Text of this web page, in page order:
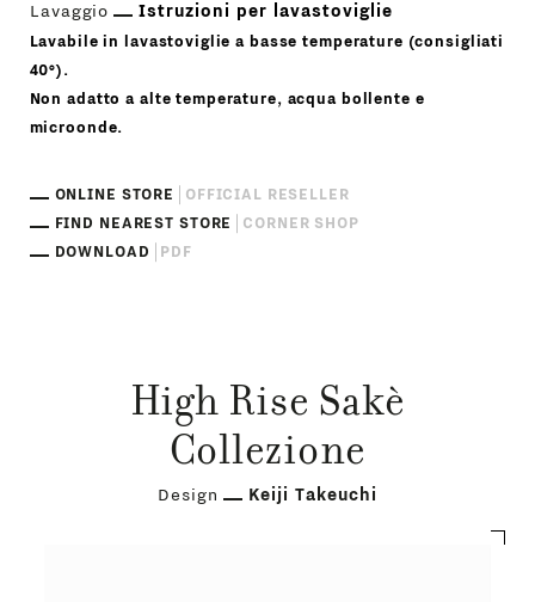
Lavaggio Istruzioni per lavastoviglie
Lavabile in lavastoviglie a basse temperature (consigliati
40°).
Non adatto a alte temperature, acqua bollente e
microonde.
ONLINE STORE
OFFICIAL RESELLER
FIND NEAREST STORE
CORNER SHOP
DOWNLOAD
PDF
High Rise Sakè
Collezione
Design Keiji Takeuchi